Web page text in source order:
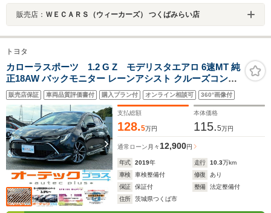
販売店： ＷＥＣＡＲＳ（ウィーカーズ） つくばみらい店
トヨタ
カローラスポーツ 1.2 G Z モデリスタエアロ 6速MT 純
正18AW バックモニター レーンアシスト クルーズコント
ロール LEDヘッドライト ETC
販売店保証 車両品質評価書付 購入プラン付 オンライン相談可 360°画像付
支払総額
128.5万円
本体価格
115.5万円
通常ローン 月々 12,900円
年式 2019年 走行 10.3万km
車検
車検整備付 修復
あり
保証
保証付 整備
法定整備付
住所
茨城県つくば市